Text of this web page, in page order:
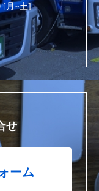
[月~土]
せ
ーム